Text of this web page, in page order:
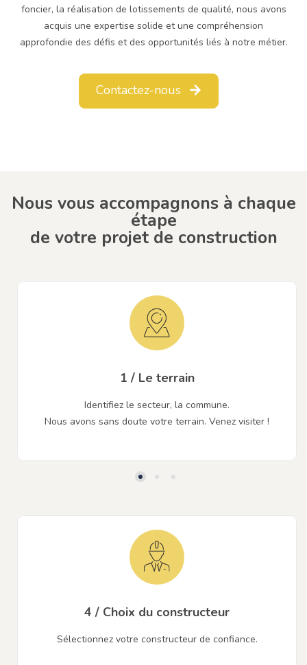
foncier, la réalisation de lotissements de qualité, nous avons
acquis une expertise solide et une compréhension
approfondie des défis et des opportunités liés à notre métier.
Contactez-nous
Nous vous accompagnons à chaque
étape
de votre projet de construction
1 / Le terrain
Identifiez le secteur, la commune.
Nous avons sans doute votre terrain. Venez visiter !
4 / Choix du constructeur
Sélectionnez votre constructeur de confiance.